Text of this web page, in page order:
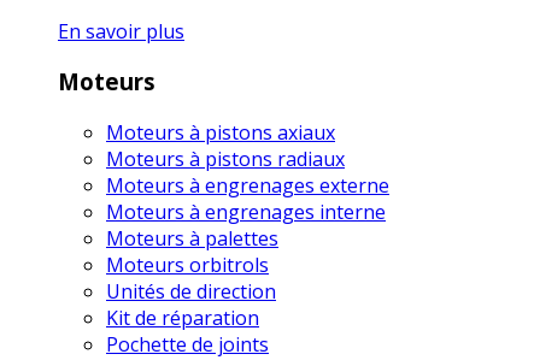
En savoir plus
Moteurs
Moteurs à pistons axiaux
Moteurs à pistons radiaux
Moteurs à engrenages externe
Moteurs à engrenages interne
Moteurs à palettes
Moteurs orbitrols
Unités de direction
Kit de réparation
Pochette de joints